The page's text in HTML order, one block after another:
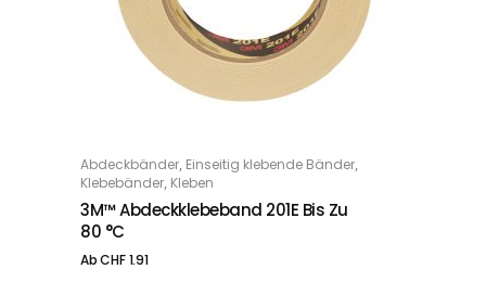
OPTIONS
Abdeckbänder, Einseitig klebende Bänder,
Klebebänder, Kleben
3M™ Abdeckklebeband 201E Bis Zu
80 °C
AbCHF1.91